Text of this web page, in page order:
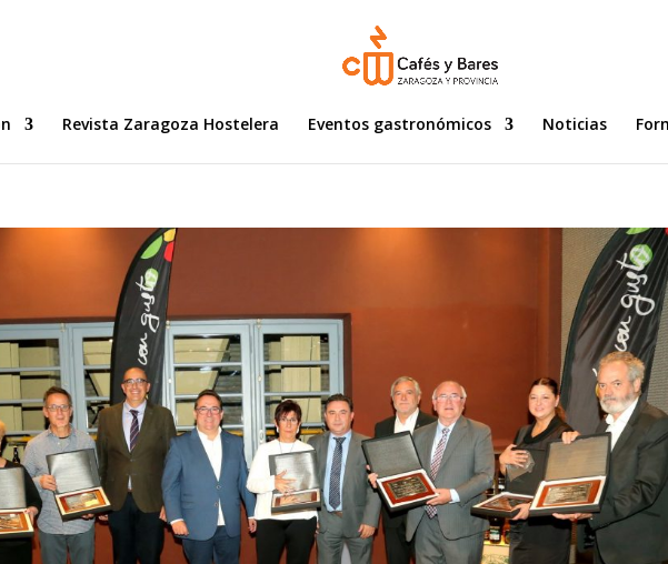
Revista Zaragoza Hostelera Eventos gastronómicos Noticias